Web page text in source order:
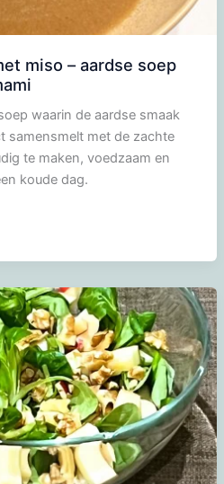
miso – aardse soep
waarin de aardse smaak
samensmelt met de zachte
te maken, voedzaam en
koude dag.